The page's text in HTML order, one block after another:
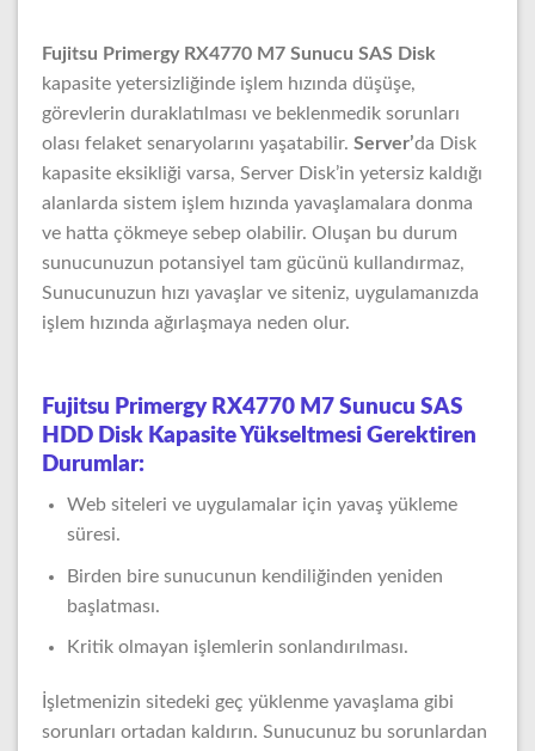
Fujitsu Primergy RX4770 M7 Sunucu SAS Disk
kapasite yetersizliğinde işlem hızında düşüşe,
görevlerin duraklatılması ve beklenmedik sorunları
olası felaket senaryolarını yaşatabilir. Server’da Disk
kapasite eksikliği varsa, Server Disk’in yetersiz kaldığı
alanlarda sistem işlem hızında yavaşlamalara donma
ve hatta çökmeye sebep olabilir. Oluşan bu durum
sunucunuzun potansiyel tam gücünü kullandırmaz,
Sunucunuzun hızı yavaşlar ve siteniz, uygulamanızda
işlem hızında ağırlaşmaya neden olur.
Fujitsu Primergy RX4770 M7 Sunucu SAS
HDD Disk Kapasite Yükseltmesi Gerektiren
Durumlar:
Web siteleri ve uygulamalar için yavaş yükleme
süresi.
Birden bire sunucunun kendiliğinden yeniden
başlatması.
Kritik olmayan işlemlerin sonlandırılması.
İşletmenizin sitedeki geç yüklenme yavaşlama gibi
sorunları ortadan kaldırın. Sunucunuz bu sorunlardan